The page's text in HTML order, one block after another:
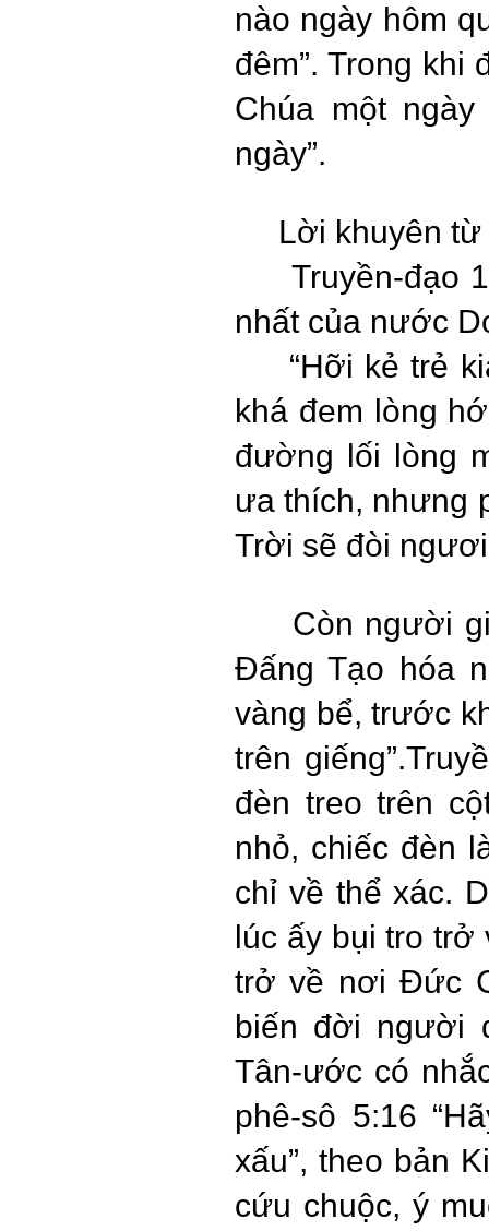
nào ngày hôm
đêm”. Trong khi
Chúa một
ngày”.
Lời khuyên
Truyền-đạo
nhất của nước
“Hỡi kẻ trẻ
khá đem lòng
đường lối lòng
ưa thích, nhưng
Trời sẽ đòi
Còn người
Đấng Tạo hóa
vàng bể, trước
trên
đèn treo trên
nhỏ, chiếc đèn
chỉ về thể xác.
lúc ấy bụi tro trở
trở về nơi Đức
biến đời người
Tân-ước có
phê-sô 5:16
xấu”, theo bản
cứu chuộc, ý